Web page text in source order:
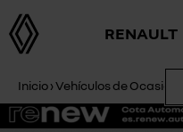
RENAULT
Inicio›Vehículos de Ocasión